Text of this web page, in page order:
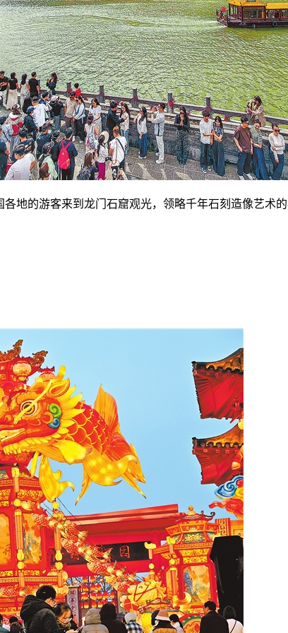
的游客来到龙门石窟观光，领略千年石刻造像艺术